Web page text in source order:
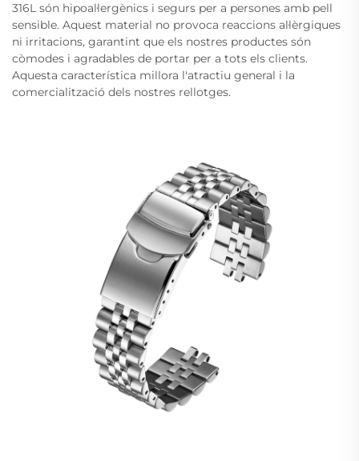
316L són hipoal·lergènics i segurs per a persones amb pell
sensible. Aquest material no provoca reaccions al·lèrgiques
ni irritacions, garantint que els nostres productes són
còmodes i agradables de portar per a tots els clients.
Aquesta característica millora l'atractiu general i la
comercialització dels nostres rellotges.